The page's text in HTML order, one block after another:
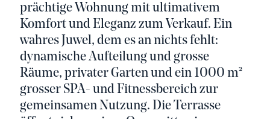
prächtige Wohnung mit ultimativem
Komfort und Eleganz zum Verkauf. Ein
wahres Juwel, dem es an nichts fehlt:
dynamische Aufteilung und grosse
Räume, privater Garten und ein 1000 m²
grosser SPA- und Fitnessbereich zur
gemeinsamen Nutzung. Die Terrasse